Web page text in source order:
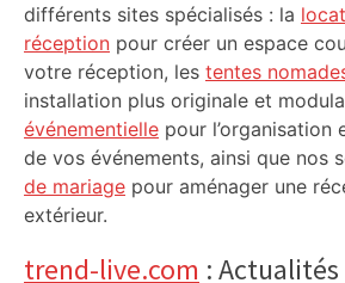
différents sites spécialisés : la
réception pour créer un espace
votre réception, les tentes
installation plus originale et
événementielle pour l’organisation
de vos événements, ainsi que nos
de mariage pour aménager une
extérieur.
trend-live.com : Actualités